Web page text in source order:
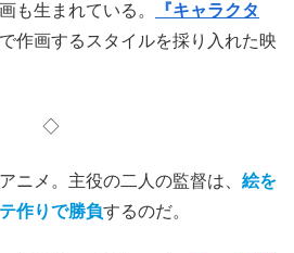
も生まれている。
『キャラクタ
作画するスタイルを採り入れた映
◇
ニメ。主役の二人の監督は、 絵を
作りで勝負するのだ。